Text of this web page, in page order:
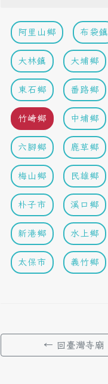
阿里山鄉 布袋鎮
大林鎮 大埔鄉
東石鄉 番路鄉
竹崎鄉 中埔鄉
六腳鄉 鹿草鄉
梅山鄉 民雄鄉
朴子市 溪口鄉
新港鄉 水上鄉
太保市 義竹鄉
← 回臺灣寺廟